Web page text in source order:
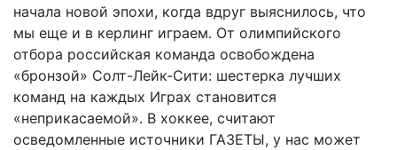
начала новой эпохи, когда вдруг выяснилось, что
мы еще и в керлинг играем. От олимпийского
отбора российская команда освобождена
«бронзой» Солт-Лейк-Сити: шестерка лучших
команд на каждых Играх становится
«неприкасаемой». В хоккее, считают
осведомленные источники ГАЗЕТЫ, у нас может